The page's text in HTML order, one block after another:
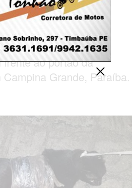
entrar em
por um agente
ao portão da
Grande, Paraíba.